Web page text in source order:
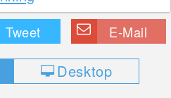
Tweet E-Mail
Desktop